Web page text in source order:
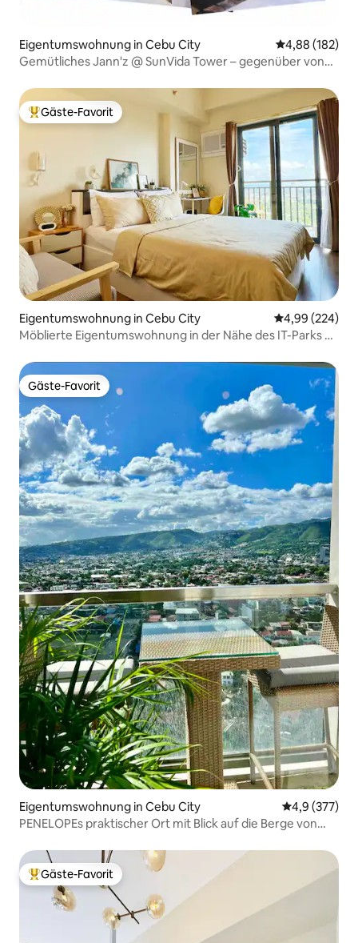
Eigentumswohnung in Cebu City
4,88 (182)
Gemütliches Jann'z @ SunVida Tower – gegenüber von
Beliebter Gäste-Favorit.
Gäste-Favorit
Eigentumswohnung in Cebu City
4,99 (224)
Möblierte Eigentumswohnung in der Nähe des IT-Parks +
Gäste-Favorit
Gäste-Favorit
Eigentumswohnung in Cebu City
4,9 (377)
PENELOPEs praktischer Ort mit Blick auf die Berge von
Beliebter Gäste-Favorit.
Gäste-Favorit